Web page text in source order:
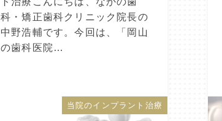
科・矯正歯科クリニック院長の
中野浩輔です。今回は、「岡山
の歯科医院…
当院のインプラント治療